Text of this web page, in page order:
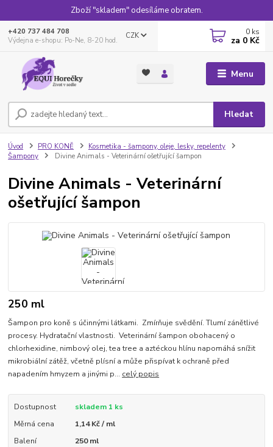
Zboží "skladem" odesíláme obratem.
Menu
CZK
Hledat
+420 737 484 708
Výdejna e-shopu: Po-Ne, 8-20 hod.
0 ks
za 0 Kč
Úvod PRO KONĚ
Kosmetika - šampony, oleje, lesky, repelenty
Šampony
Divine Animals - Veterinární ošetřující šampon
Divine Animals - Veterinární
ošetřující šampon
250 ml
Šampon pro koně s účinnými látkami. Zmírňuje svědění. Tlumí zánětlivé
procesy. Hydratační vlastnosti. Veterinární šampon obohacený o
chlorhexidine, nimbový olej, tea tree a aztéckou hlínu napomáhá snížit
mikrobiální zátěž, včetně plísní a může přispívat k ochraně před
napadením hmyzem a jinými p... celý popis
Dostupnost
skladem 1 ks
Měrná cena
1,14 Kč / ml
Balení
250 ml